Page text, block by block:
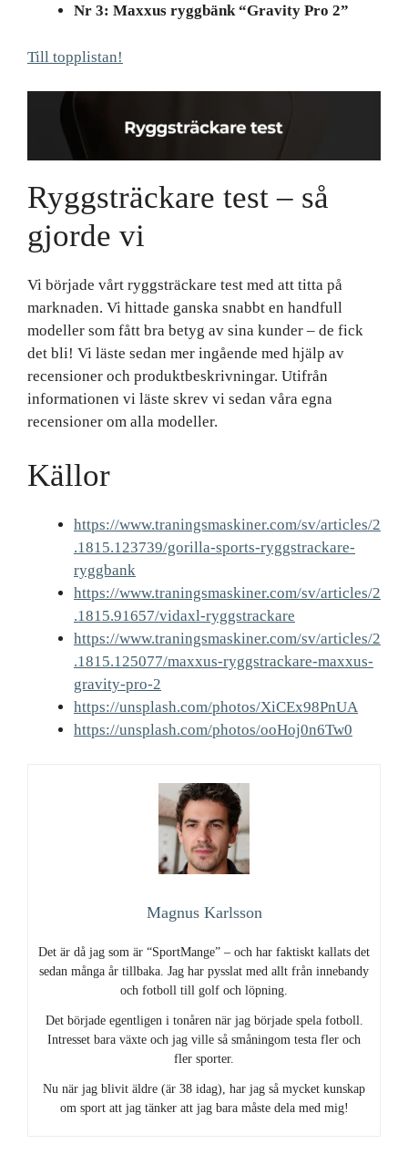
Nr 3: Maxxus ryggbänk “Gravity Pro 2”
Till topplistan!
Ryggsträckare test – så
gjorde vi
Vi började vårt ryggsträckare test med att titta på
marknaden. Vi hittade ganska snabbt en handfull
modeller som fått bra betyg av sina kunder – de fick
det bli! Vi läste sedan mer ingående med hjälp av
recensioner och produktbeskrivningar. Utifrån
informationen vi läste skrev vi sedan våra egna
recensioner om alla modeller.
Källor
https://www.traningsmaskiner.com/sv/articles/2
.1815.123739/gorilla-sports-ryggstrackare-
ryggbank
https://www.traningsmaskiner.com/sv/articles/2
.1815.91657/vidaxl-ryggstrackare
https://www.traningsmaskiner.com/sv/articles/2
.1815.125077/maxxus-ryggstrackare-maxxus-
gravity-pro-2
https://unsplash.com/photos/XiCEx98PnUA
https://unsplash.com/photos/ooHoj0n6Tw0
Magnus Karlsson
Det är då jag som är “SportMange” – och har faktiskt kallats det
sedan många år tillbaka. Jag har pysslat med allt från innebandy
och fotboll till golf och löpning.
Det började egentligen i tonåren när jag började spela fotboll.
Intresset bara växte och jag ville så småningom testa fler och
fler sporter.
Nu när jag blivit äldre (är 38 idag), har jag så mycket kunskap
om sport att jag tänker att jag bara måste dela med mig!